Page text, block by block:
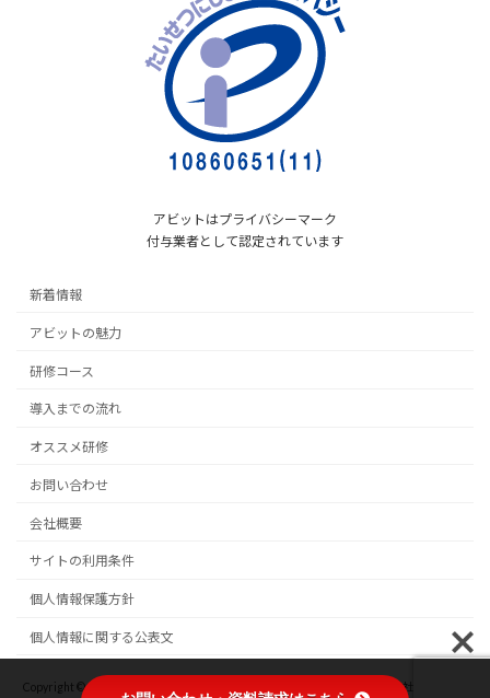
アビットはプライバシーマーク
付与業者として認定されています
新着情報
アビットの魅力
研修コース
導入までの流れ
オススメ研修
お問い合わせ
会社概要
サイトの利用条件
個人情報保護方針
個人情報に関する公表文
Copyright © 企業研修・電話応対研修・管理職研修なら アビット株式会社 All Rights